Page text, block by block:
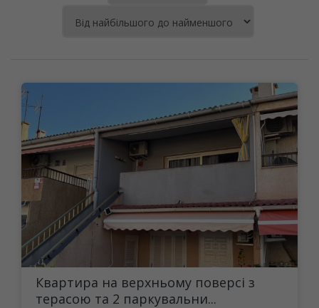
Квартира на верхньому поверсі з
терасою та 2 паркувальни...